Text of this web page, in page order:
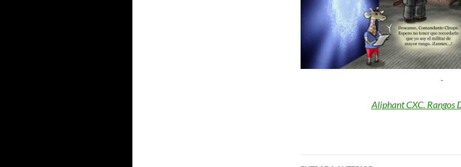
Aliphant CXC. Rangos